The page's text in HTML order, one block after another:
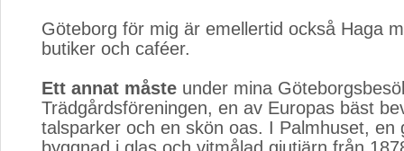
Göteborg för mig är emellertid också Haga
butiker och caféer.
Ett annat måste under mina
Trädgårdsföreningen, en av Europas bäst
talsparker och en skön oas. I Palmhuset, en